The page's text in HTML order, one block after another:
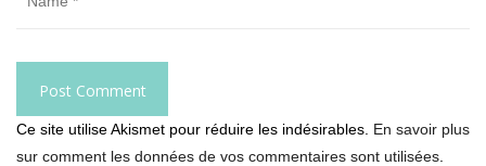
Ce site utilise Akismet pour réduire les indésirables. En savoir plus
sur comment les données de vos commentaires sont utilisées